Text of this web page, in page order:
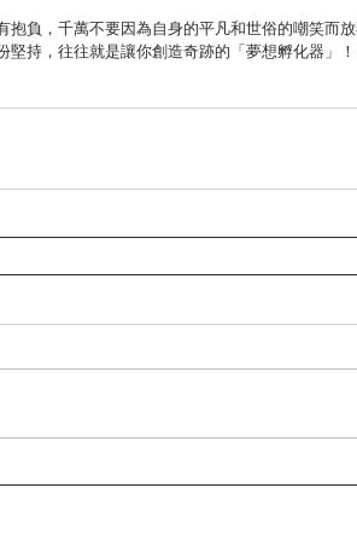
抱負，千萬不要因為自身的平凡和世俗的嘲笑而放
堅持，往往就是讓你創造奇跡的「夢想孵化器」！